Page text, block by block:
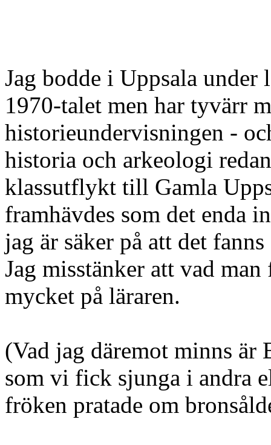
Jag bodde i Uppsala
1970-talet men har tyvärr
historieundervisningen -
historia och arkeologi
klassutflykt till Gamla
framhävdes som det enda
jag är säker på att det
Jag misstänker att vad
mycket på läraren.
(Vad jag däremot minns är
som vi fick sjunga i andra
fröken pratade om